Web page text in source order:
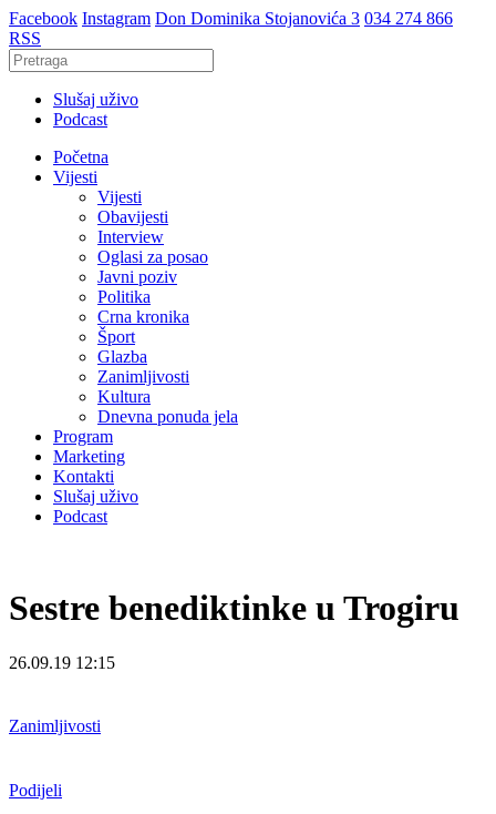
Facebook Instagram Don Dominika Stojanovića 3 034 274 866
RSS
Slušaj uživo
Podcast
Početna
Vijesti
Vijesti
Obavijesti
Interview
Oglasi za posao
Javni poziv
Politika
Crna kronika
Šport
Glazba
Zanimljivosti
Kultura
Dnevna ponuda jela
Program
Marketing
Kontakti
Slušaj uživo
Podcast
Sestre benediktinke u Trogiru
26.09.19 12:15
Zanimljivosti
Podijeli